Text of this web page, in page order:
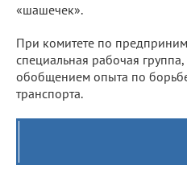
«шашечек».
При комитете по
специальная рабочая
обобщением опыта по
транспорта.